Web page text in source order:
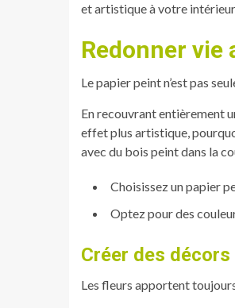
et artistique à votre
Redonner vie
Le papier peint n’est pas
En recouvrant entièrement
effet plus artistique,
avec du bois peint dans la
Choisissez un papier
Optez pour des
Créer des
Les fleurs apportent